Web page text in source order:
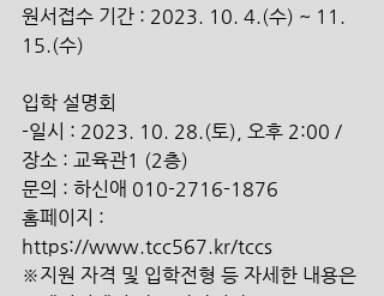
원서접수 기간 : 2023. 10. 4.(수) ~ 11.
15.(수)
입학 설명회
-일시 : 2023. 10. 28.(토), 오후 2:00 /
장소 : 교육관1 (2층)
문의 : 하신애 010-2716-1876
홈페이지 :
https://www.tcc567.kr/tccs
※지원 자격 및 입학전형 등 자세한 내용은